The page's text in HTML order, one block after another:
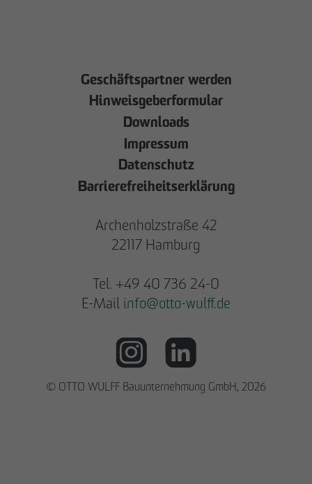
Geschäftspartner werden
Hinweisgeberformular
Downloads
Impressum
Datenschutz
Barrierefreiheitserklärung
Archenholzstraße 42
22117 Hamburg
Tel. +49 40 736 24-0
E-Mail info@otto-wulff.de
© OTTO WULFF Bauunternehmung GmbH, 2026